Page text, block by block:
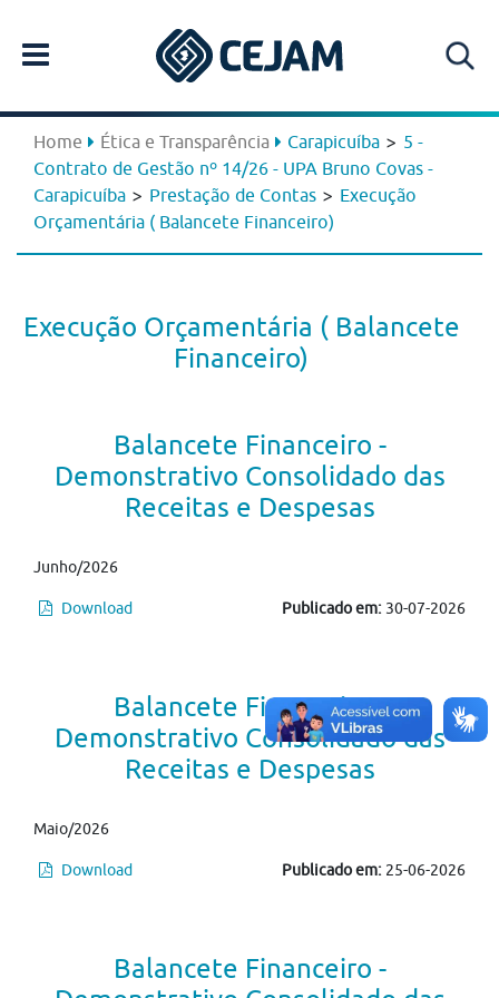
Home Ética e Transparência Carapicuíba > 5 -
Contrato de Gestão nº 14/26 - UPA Bruno Covas -
Carapicuíba > Prestação de Contas > Execução
Orçamentária ( Balancete Financeiro)
Execução Orçamentária ( Balancete
Financeiro)
Balancete Financeiro -
Demonstrativo Consolidado das
Receitas e Despesas
Junho/2026
Download Publicado em: 30-07-2026
Balancete Financeiro -
Demonstrativo Consolidado das
Receitas e Despesas
Maio/2026
Download Publicado em: 25-06-2026
Balancete Financeiro -